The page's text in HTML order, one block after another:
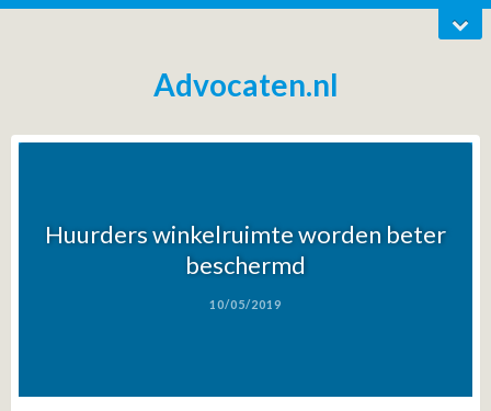
Advocaten.nl
Huurders winkelruimte worden beter
beschermd
10/05/2019